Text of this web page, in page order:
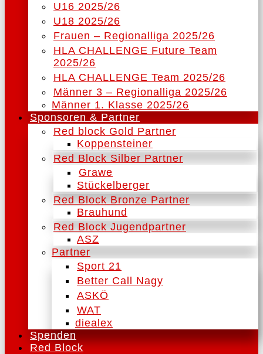
U16 2025/26
U18 2025/26
Frauen – Regionalliga 2025/26
HLA CHALLENGE Future Team
2025/26
HLA CHALLENGE Team 2025/26
Männer 3 – Regionalliga 2025/26
Männer 1. Klasse 2025/26
Sponsoren & Partner
Red block Gold Partner
Koppensteiner
Red Block Silber Partner
Grawe
Stückelberger
Red Block Bronze Partner
Brauhund
Red Block Jugendpartner
ASZ
Partner
Sport 21
Better Call Nagy
ASKÖ
WAT
diealex
Spenden
Red Block